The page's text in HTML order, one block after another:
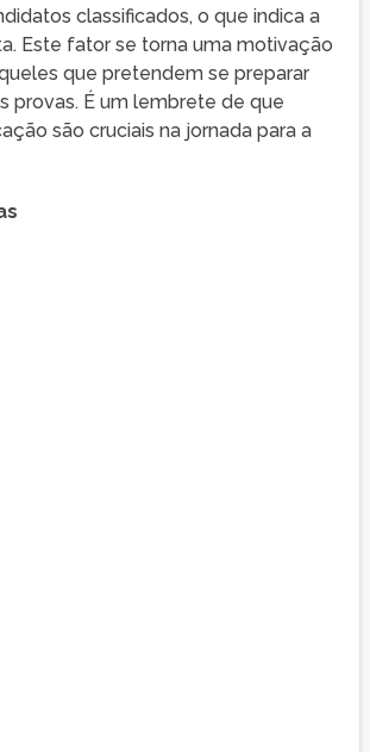
classificados, o que indica a
Este fator se torna uma motivação
que pretendem se preparar
provas. É um lembrete de que
são cruciais na jornada para a